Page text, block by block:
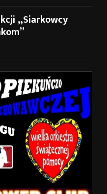
„Siarkowcy